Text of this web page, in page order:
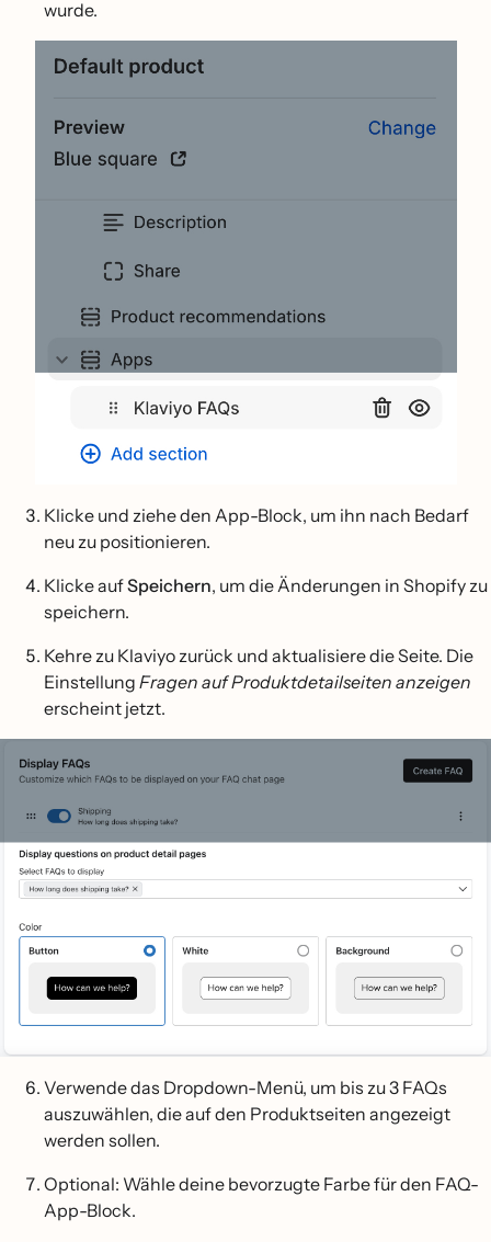
wurde.
Klicke und ziehe den App-Block, um ihn nach Bedarf
neu zu positionieren.
Klicke aufSpeichern, um die Änderungen in Shopify zu
speichern.
Kehre zu Klaviyo zurück und aktualisiere die Seite. Die
Einstellung Fragen auf Produktdetailseiten anzeigen
erscheint jetzt.
Verwende das Dropdown-Menü, um bis zu 3 FAQs
auszuwählen, die auf den Produktseiten angezeigt
werden sollen.
Optional: Wähle deine bevorzugte Farbe für den FAQ-
App-Block.